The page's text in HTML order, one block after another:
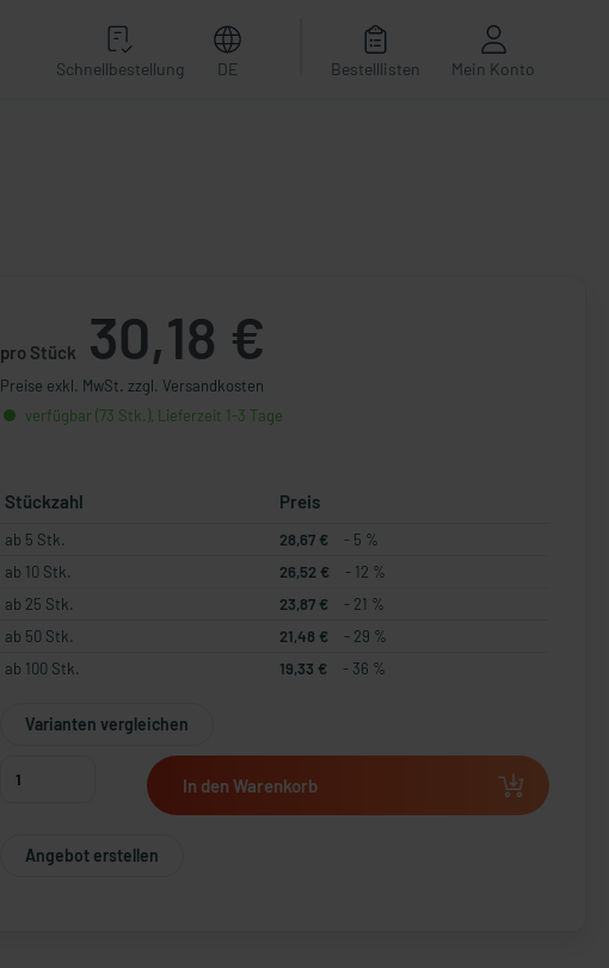
Schnellbestellung DE Bestelllisten Mein Konto
pro Stück 30,18 €
Preise exkl. MwSt. zzgl. Versandkosten
verfügbar (73 Stk.), Lieferzeit 1-3 Tage
Stückzahl Preis
ab 5 Stk. 28,67 €
- 5 %
ab 10 Stk.
26,52 €
- 12 %
ab 25 Stk.
23,87 €
- 21 %
ab 50 Stk.
21,48 €
- 29 %
ab 100 Stk.
19,33 € - 36 %
Varianten vergleichen
In den Warenkorb
Angebot erstellen